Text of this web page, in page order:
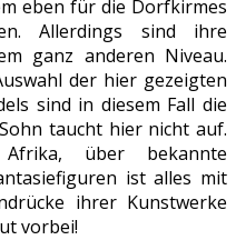
eben für die Dorfkirmes
Allerdings sind ihre
ganz anderen Niveau.
der hier gezeigten
sind in diesem Fall die
taucht hier nicht auf.
über bekannte
ist alles mit
ihrer Kunstwerke
vorbei!